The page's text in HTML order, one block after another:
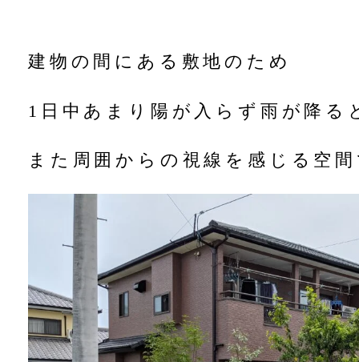
建物の間にある敷地のため
1日中あまり陽が入らず雨が降る
また周囲からの視線を感じる空